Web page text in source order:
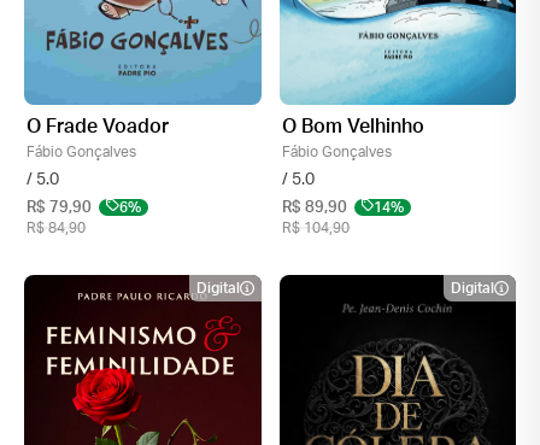
O Frade Voador
Fábio Gonçalves
/ 5.0
R$ 79,90
6%
R$ 84,90
O Bom Velhinho
Fábio Gonçalves
/ 5.0
R$ 89,90
14%
R$ 104,90
Digital Digital